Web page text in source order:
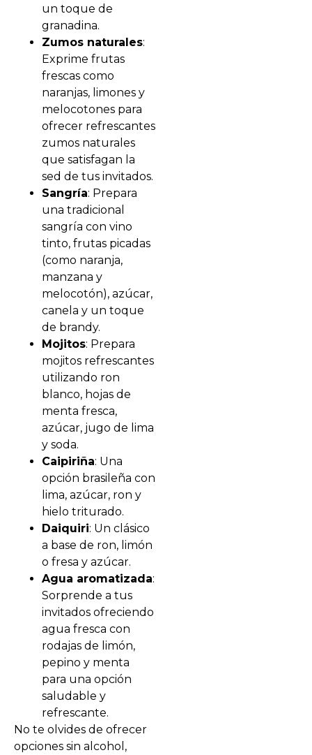
un toque de
granadina.
Zumos naturales:
Exprime frutas
frescas como
naranjas, limones y
melocotones para
ofrecer refrescantes
zumos naturales
que satisfagan la
sed de tus invitados.
Sangría: Prepara
una tradicional
sangría con vino
tinto, frutas picadas
(como naranja,
manzana y
melocotón), azúcar,
canela y un toque
de brandy.
Mojitos: Prepara
mojitos refrescantes
utilizando ron
blanco, hojas de
menta fresca,
azúcar, jugo de lima
y soda.
Caipiriña: Una
opción brasileña con
lima, azúcar, ron y
hielo triturado.
Daiquiri: Un clásico
a base de ron, limón
o fresa y azúcar.
Agua aromatizada:
Sorprende a tus
invitados ofreciendo
agua fresca con
rodajas de limón,
pepino y menta
para una opción
saludable y
refrescante.
No te olvides de ofrecer
opciones sin alcohol,